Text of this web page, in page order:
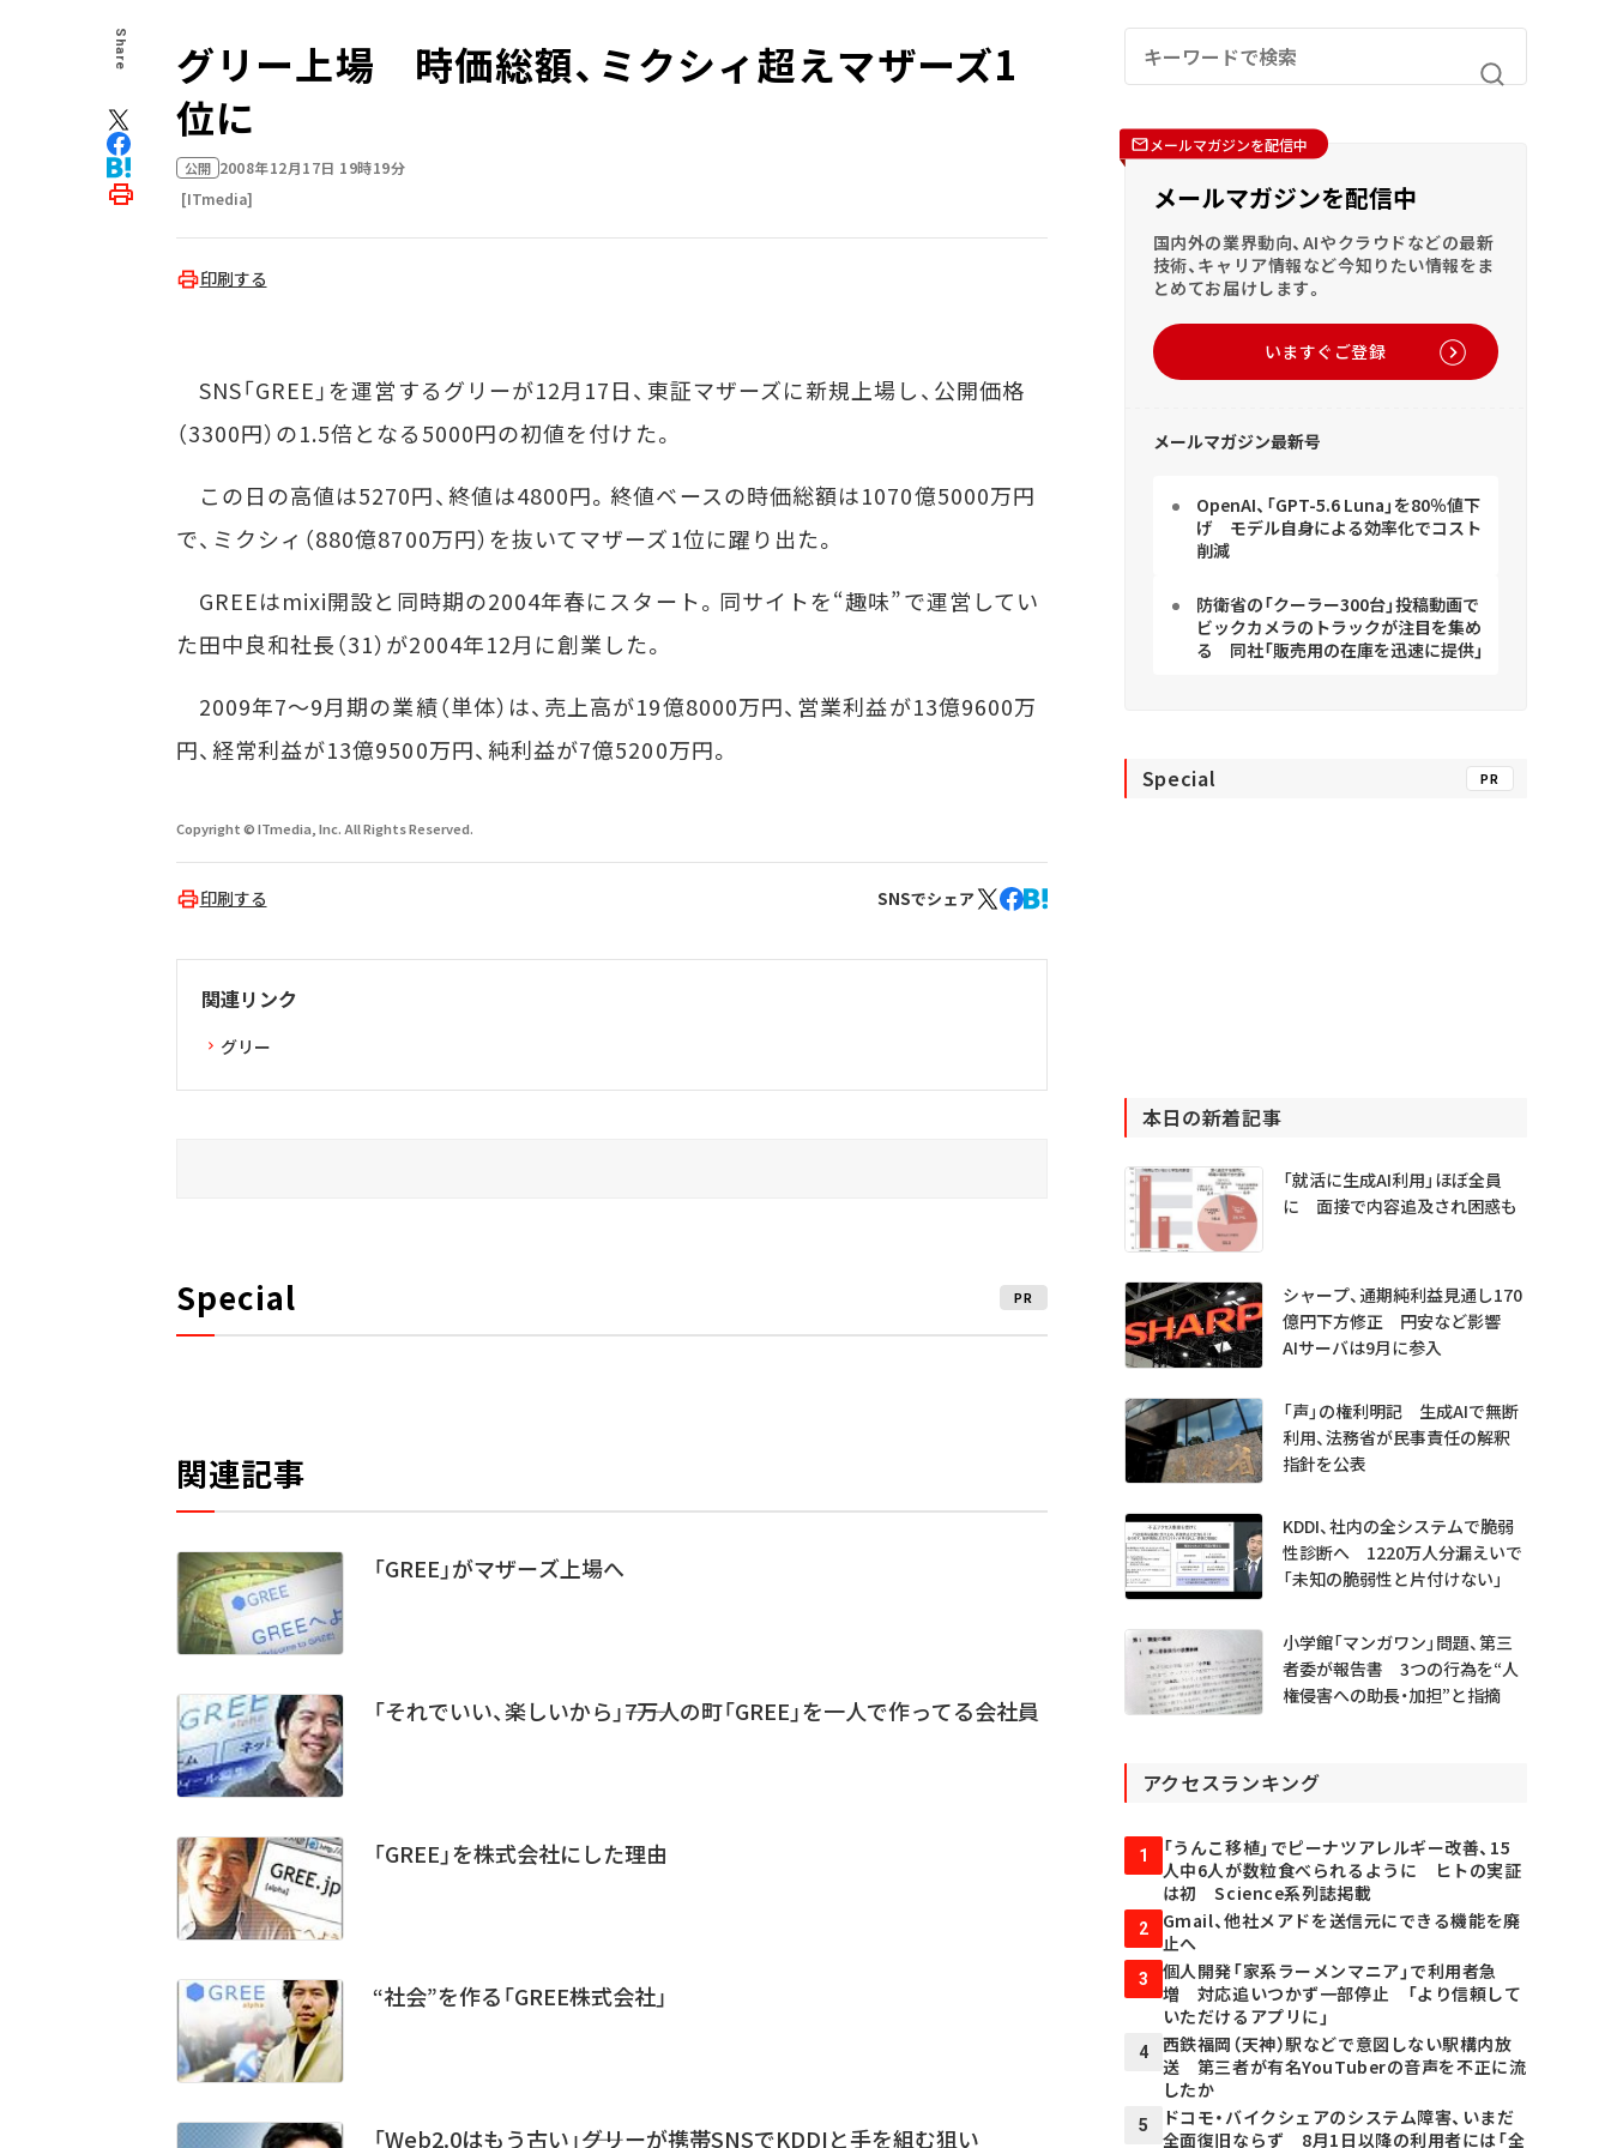
Share
グリー上場 時価総額、ミクシィ超えマザーズ1
位に
公開 2008年12月17日 19時19分
[ITmedia]
印刷する
SNS「GREE」を運営するグリーが12月17日、東証マザーズに新規上場し、公開価格
（3300円）の1.5倍となる5000円の初値を付けた。
この日の高値は5270円、終値は4800円。終値ベースの時価総額は1070億5000万円
で、ミクシィ（880億8700万円）を抜いてマザーズ1位に躍り出た。
GREEはmixi開設と同時期の2004年春にスタート。同サイトを“趣味”で運営してい
た田中良和社長（31）が2004年12月に創業した。
2009年7～9月期の業績（単体）は、売上高が19億8000万円、営業利益が13億9600万
円、経常利益が13億9500万円、純利益が7億5200万円。
Copyright © ITmedia, Inc. All Rights Reserved.
印刷する SNSでシェア
関連リンク
グリー
Special PR
関連記事
「GREE」がマザーズ上場へ
「それでいい、楽しいから」――7万人の町「GREE」を一人で作ってる会社員
「GREE」を株式会社にした理由
“社会”を作る「GREE株式会社」
「Web2.0はもう古い」――グリーが携帯SNSでKDDIと手を組む狙い
メールマガジンを配信中
メールマガジンを配信中
国内外の業界動向、AIやクラウドなどの最新
技術、キャリア情報など今知りたい情報をま
とめてお届けします。
いますぐご登録
メールマガジン最新号
OpenAI、「GPT-5.6 Luna」を80％値下
げ モデル自身による効率化でコスト
削減
防衛省の「クーラー300台」投稿動画で
ビックカメラのトラックが注目を集め
る 同社「販売用の在庫を迅速に提供」
Special PR
本日の新着記事
「就活に生成AI利用」ほぼ全員
に 面接で内容追及され困惑も
シャープ、通期純利益見通し170
億円下方修正 円安など影響
AIサーバは9月に参入
「声」の権利明記 生成AIで無断
利用、法務省が民事責任の解釈
指針を公表
KDDI、社内の全システムで脆弱
性診断へ 1220万人分漏えいで
「未知の脆弱性と片付けない」
小学館「マンガワン」問題、第三
者委が報告書 3つの行為を“人
権侵害への助長・加担”と指摘
アクセスランキング
1
「うんこ移植」でピーナツアレルギー改善、15
人中6人が数粒食べられるように ヒトの実証
は初 Science系列誌掲載
2
Gmail、他社メアドを送信元にできる機能を廃
止へ
3
個人開発「家系ラーメンマニア」で利用者急
増 対応追いつかず一部停止 「より信頼して
いただけるアプリに」
4
西鉄福岡（天神）駅などで意図しない駅構内放
送 第三者が有名YouTuberの音声を不正に流
したか
5
ドコモ・バイクシェアのシステム障害、いまだ
全面復旧ならず 8月1日以降の利用者には「全